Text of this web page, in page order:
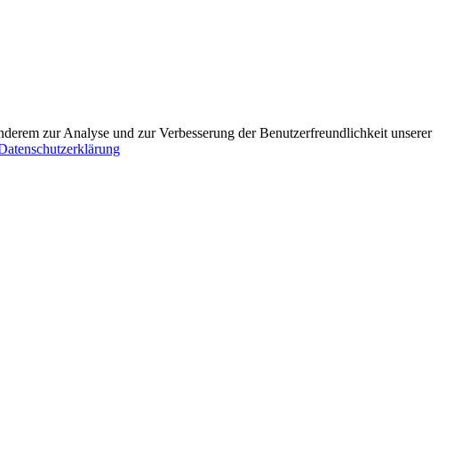
zur Analyse und zur Verbesserung der Benutzerfreundlichkeit unserer